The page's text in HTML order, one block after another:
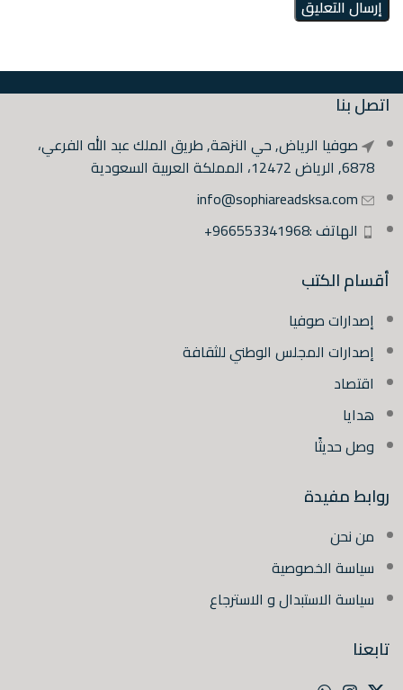
اتصل بنا
صوفيا الرياض, حي النزهة, طريق الملك عبد الله الفرعي،
6878, الرياض 12472، المملكة العربية السعودية
info@sophiareadsksa.com
الهاتف :966553341968+
أقسام الكتب
إصدارات صوفيا
إصدارات المجلس الوطني للثقافة
اقتصاد
هدايا
وصل حديثًا
روابط مفيدة
من نحن
سياسة الخصوصية
سياسة الاستبدال و الاسترجاع
تابعنا